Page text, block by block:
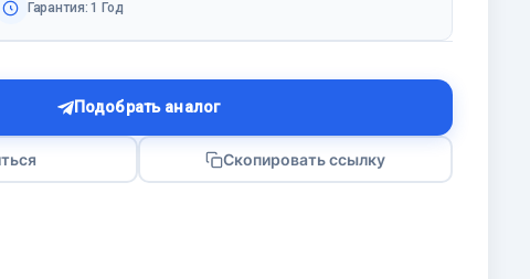
Гарантия: 1 Год
Подобрать аналог
Скопировать ссылку